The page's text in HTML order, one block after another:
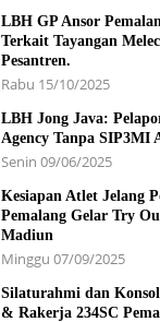
LBH GP Ansor
Terkait Tayangan
Pesantren.
Rabu 15/10/2025
LBH Jong Java:
Agency Tanpa SIP3MI
Senin 09/06/2025
Kesiapan Atlet Jelang
Pemalang Gelar Try
Madiun
Minggu 07/09/2025
Silaturahmi dan
& Rakerja 234SC